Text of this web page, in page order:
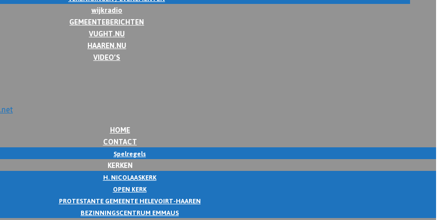
wijkradio
GEMEENTEBERICHTEN
VUGHT.NU
HAAREN.NU
VIDEO’S
HOME
CONTACT
Spelregels
KERKEN
H. NICOLAASKERK
OPEN KERK
PROTESTANTE GEMEENTE HELEVOIRT-HAAREN
BEZINNINGSCENTRUM EMMAUS